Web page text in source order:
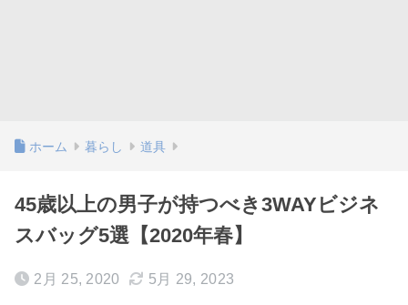
ホーム 暮らし 道具
45歳以上の男子が持つべき3WAYビジネ
スバッグ5選【2020年春】
2月 25, 2020 5月 29, 2023